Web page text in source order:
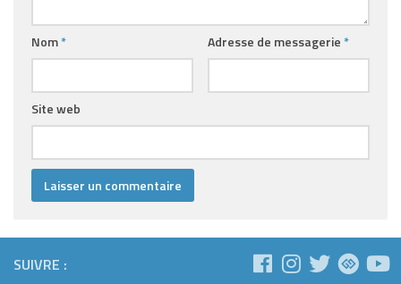
Nom* Adresse de messagerie *
Site web
SUIVRE :